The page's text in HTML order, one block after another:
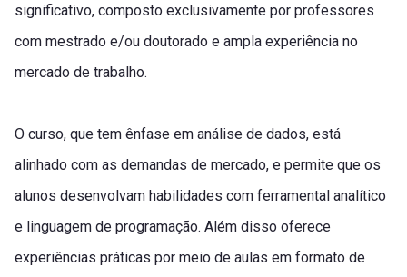
significativo, composto exclusivamente por professores
com mestrado e/ou doutorado e ampla experiência no
mercado de trabalho.
O curso, que tem ênfase em análise de dados, está
alinhado com as demandas de mercado, e permite que os
alunos desenvolvam habilidades com ferramental analítico
e linguagem de programação. Além disso oferece
experiências práticas por meio de aulas em formato de